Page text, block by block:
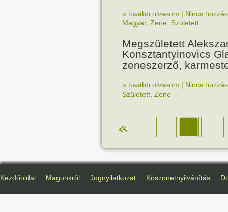
» tovább olvasom | Nincs
Magyar, Zene Született
Megszületett
Konsztantyinovics
zeneszerző,
» tovább olvasom | Nincs
Született Zene
«
Kezdőoldal Magunkról Jognyilatkozat Köszönetnyilvánítás